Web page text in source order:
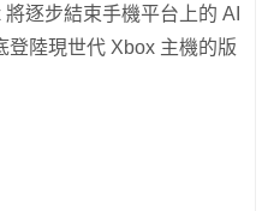
逐步結束手機平台上的 AI
登陸現世代 Xbox 主機的版